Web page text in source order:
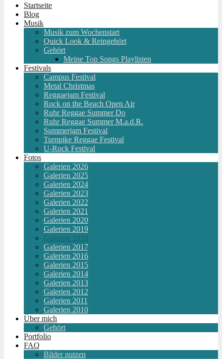
Startseite
Blog
Musik
Musik zum Wochenstart
Quick Look & Reingehört
Gehört
Meine Top Songs Playlisten
Festivals
Campus Festival
Metal Christmas
Reggaejam Festival
Rock on the Beach Open Air
Ruhr Reggae Summer Do
Ruhr Reggae Summer M.a.d.R.
Summerjam Festival
Turnpike Reggae Festival
U-Rock Festival
Fotos
Galerien 2026
Galerien 2025
Galerien 2024
Galerien 2023
Galerien 2022
Galerien 2021
Galerien 2020
Galerien 2019
Galerien 2018
Galerien 2017
Galerien 2016
Galerien 2015
Galerien 2014
Galerien 2013
Galerien 2012
Galerien 2011
Galerien 2010
Über mich
Gehört
Portfolio
FAQ
Bilder nutzen